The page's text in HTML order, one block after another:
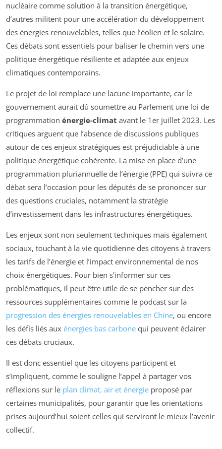
nucléaire comme solution à la transition énergétique,
d’autres militent pour une accélération du développement
des énergies renouvelables, telles que l’éolien et le solaire.
Ces débats sont essentiels pour baliser le chemin vers une
politique énergétique résiliente et adaptée aux enjeux
climatiques contemporains.
Le projet de loi remplace une lacune importante, car le
gouvernement aurait dû soumettre au Parlement une loi de
programmation énergie-climat avant le 1er juillet 2023. Les
critiques arguent que l’absence de discussions publiques
autour de ces enjeux stratégiques est préjudiciable à une
politique énergétique cohérente. La mise en place d’une
programmation pluriannuelle de l’énergie (PPE) qui suivra ce
débat sera l’occasion pour les députés de se prononcer sur
des questions cruciales, notamment la stratégie
d’investissement dans les infrastructures énergétiques.
Les enjeux sont non seulement techniques mais également
sociaux, touchant à la vie quotidienne des citoyens à travers
les tarifs de l’énergie et l’impact environnemental de nos
choix énergétiques. Pour bien s’informer sur ces
problématiques, il peut être utile de se pencher sur des
ressources supplémentaires comme le podcast sur la
progression des énergies renouvelables en Chine, ou encore
les défis liés aux énergies bas carbone qui peuvent éclairer
ces débats cruciaux.
Il est donc essentiel que les citoyens participent et
s’impliquent, comme le souligne l’appel à partager vos
réflexions sur le plan climat, air et énergie proposé par
certaines municipalités, pour garantir que les orientations
prises aujourd’hui soient celles qui serviront le mieux l’avenir
collectif.